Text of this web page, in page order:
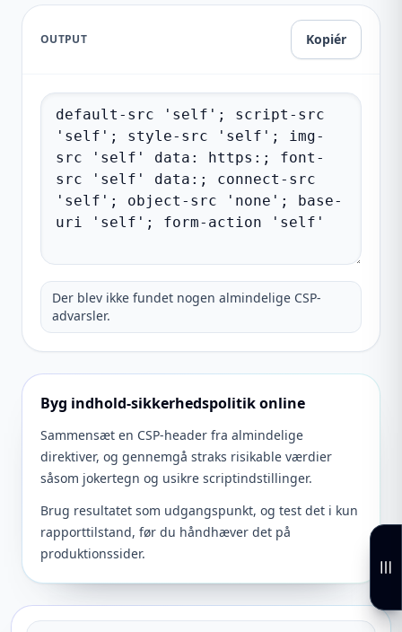
OUTPUT Kopiér
Der blev ikke fundet nogen almindelige CSP-
advarsler.
Byg indhold-sikkerhedspolitik online
Sammensæt en CSP-header fra almindelige
direktiver, og gennemgå straks risikable værdier
såsom jokertegn og usikre scriptindstillinger.
Brug resultatet som udgangspunkt, og test det i kun
rapporttilstand, før du håndhæver det på
produktionssider.